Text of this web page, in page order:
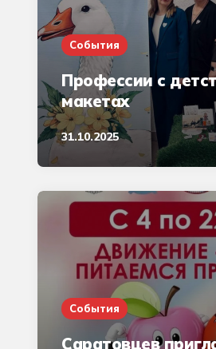
События
Профессии с
макетах
31.10.2025
События
Саратовцев